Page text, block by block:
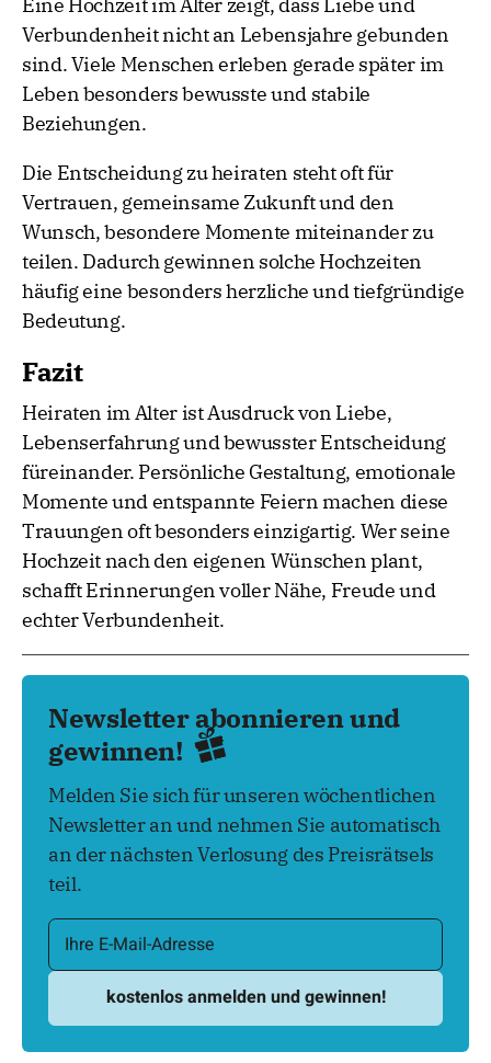
Eine Hochzeit im Alter zeigt, dass Liebe und
Verbundenheit nicht an Lebensjahre gebunden
sind. Viele Menschen erleben gerade später im
Leben besonders bewusste und stabile
Beziehungen.
Die Entscheidung zu heiraten steht oft für
Vertrauen, gemeinsame Zukunft und den
Wunsch, besondere Momente miteinander zu
teilen. Dadurch gewinnen solche Hochzeiten
häufig eine besonders herzliche und tiefgründige
Bedeutung.
Fazit
Heiraten im Alter ist Ausdruck von Liebe,
Lebenserfahrung und bewusster Entscheidung
füreinander. Persönliche Gestaltung, emotionale
Momente und entspannte Feiern machen diese
Trauungen oft besonders einzigartig. Wer seine
Hochzeit nach den eigenen Wünschen plant,
schafft Erinnerungen voller Nähe, Freude und
echter Verbundenheit.
Newsletter abonnieren und
gewinnen!
Melden Sie sich für unseren wöchentlichen
Newsletter an und nehmen Sie automatisch
an der nächsten Verlosung des Preisrätsels
teil.